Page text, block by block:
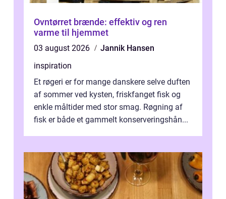
Ovntørret brænde: effektiv og ren
varme til hjemmet
03 august 2026
Jannik Hansen
inspiration
Et røgeri er for mange danskere selve duften
af sommer ved kysten, friskfanget fisk og
enkle måltider med stor smag. Røgning af
fisk er både et gammelt konserveringshån...